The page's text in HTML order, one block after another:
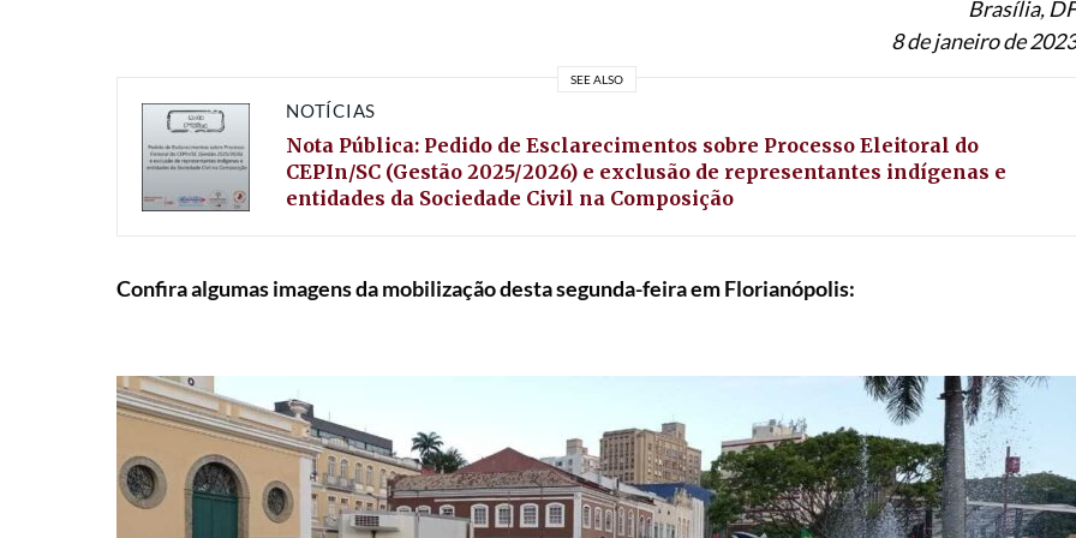
Brasília,
8 de janeiro de
SEE ALSO
NOTÍCIAS
Nota Pública: Pedido de Esclarecimentos sobre Processo Eleitoral do
CEPIn/SC (Gestão 2025/2026) e exclusão de representantes indígenas e
entidades da Sociedade Civil na Composição
Confira algumas imagens da mobilização desta segunda-feira em Florianópolis: